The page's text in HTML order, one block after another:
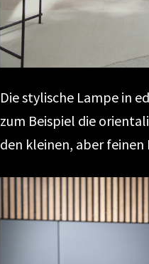
Die stylische Lampe in
zum Beispiel die
den kleinen, aber